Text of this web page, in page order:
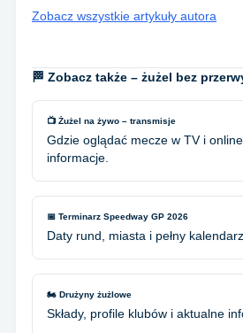
Zobacz wszystkie artykuły autora
🏁 Zobacz także – żużel bez
📺 Żużel na żywo – transmisje
Gdzie oglądać mecze w TV i
informacje.
📅 Terminarz Speedway GP 2026
Daty rund, miasta i pełny
🏍️ Drużyny żużlowe
Składy, profile klubów i aktualne